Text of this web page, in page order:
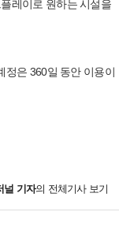
레이로 원하는 시설을
정은 360일 동안 이용이
널 기자의 전체기사 보기